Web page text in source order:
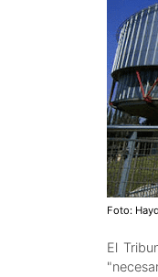
Foto:
El